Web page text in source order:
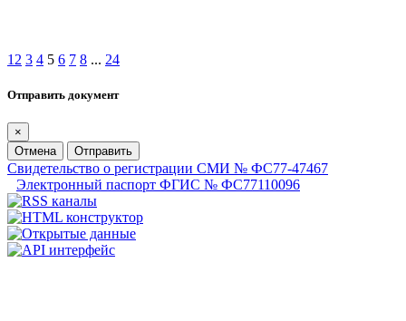
1 2 3 4 5 6 7 8 ... 24
Отправить документ
×
Отмена
Отправить
Свидетельство о регистрации СМИ № ФС77-47467
Электронный паспорт ФГИС № ФС77110096